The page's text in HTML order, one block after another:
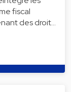
fiscal
des droit…